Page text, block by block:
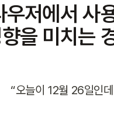
저에서 사
을 미치는
“오늘이 12월 26일인